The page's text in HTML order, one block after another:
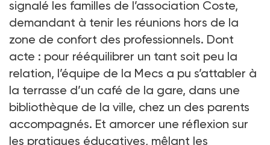
signalé les familles de l’association Coste,
demandant à tenir les réunions hors de la
zone de confort des professionnels. Dont
acte : pour rééquilibrer un tant soit peu la
relation, l’équipe de la Mecs a pu s’attabler à
la terrasse d’un café de la gare, dans une
bibliothèque de la ville, chez un des parents
accompagnés. Et amorcer une réflexion sur
les pratiques éducatives, mêlant les